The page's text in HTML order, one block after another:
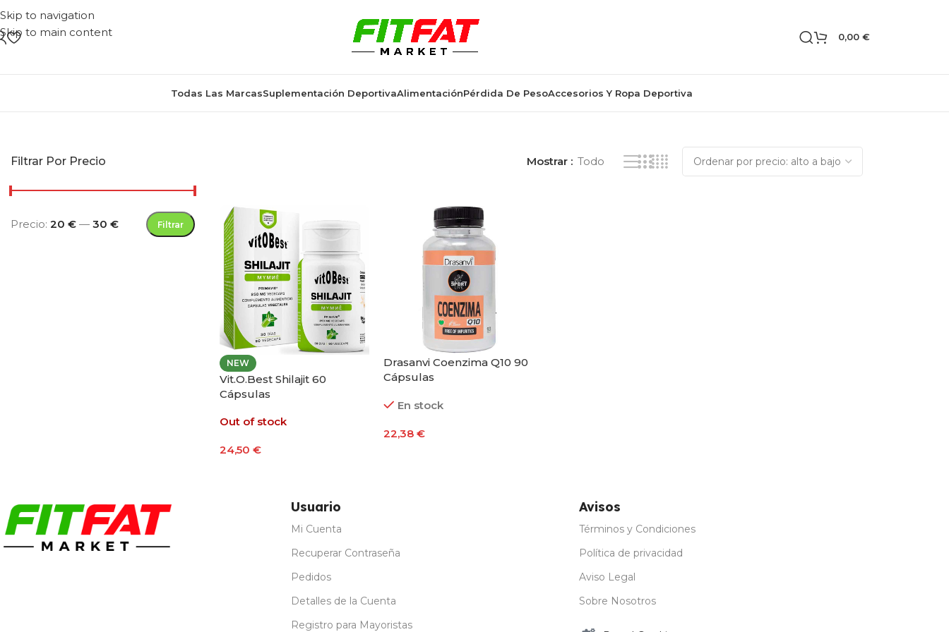
Skip to navigation
Skip to main content
0,00 €
Todas Las MarcasSuplementación DeportivaAlimentaciónPérdida De PesoAccesorios Y Ropa Deportiva
Filtrar Por Precio
Filtrar
Precio: 20 € — 30 €
Mostrar Todo
NEW
Vit.O.Best Shilajit 60
Cápsulas
Out of stock
24,50 €
Drasanvi Coenzima Q10 90
Cápsulas
En stock
22,38€
Usuario
Mi Cuenta
Recuperar Contraseña
Pedidos
Detalles de la Cuenta
Registro para Mayoristas
Avisos
Términos y Condiciones
Política de privacidad
Aviso Legal
Sobre Nosotros